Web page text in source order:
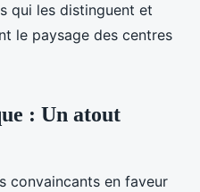
qui les distinguent et
le paysage des centres
: Un atout
convaincants en faveur